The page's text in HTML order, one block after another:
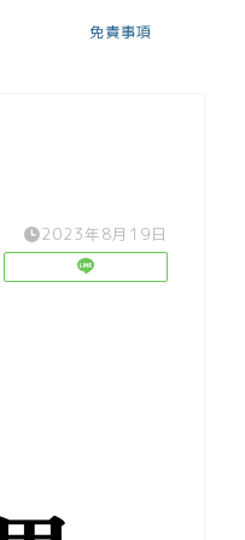
免責事項
2023年8月19日